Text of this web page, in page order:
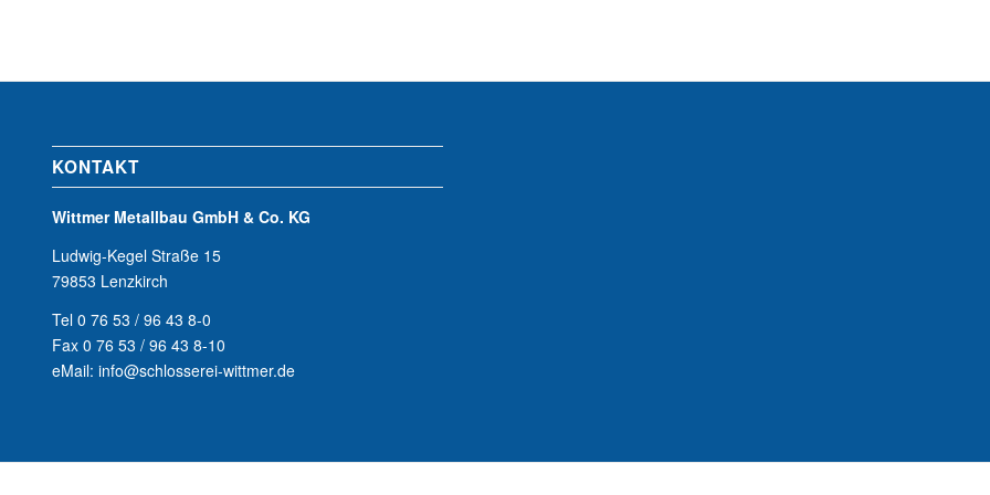
KONTAKT
Wittmer Metallbau GmbH & Co. KG
Ludwig-Kegel Straße 15
79853 Lenzkirch
Tel 0 76 53 / 96 43 8-0
Fax 0 76 53 / 96 43 8-10
eMail: info@schlosserei-wittmer.de